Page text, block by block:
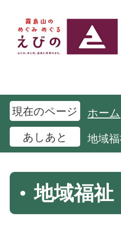
現在のページ ホーム
あしあと
地域
地域福祉